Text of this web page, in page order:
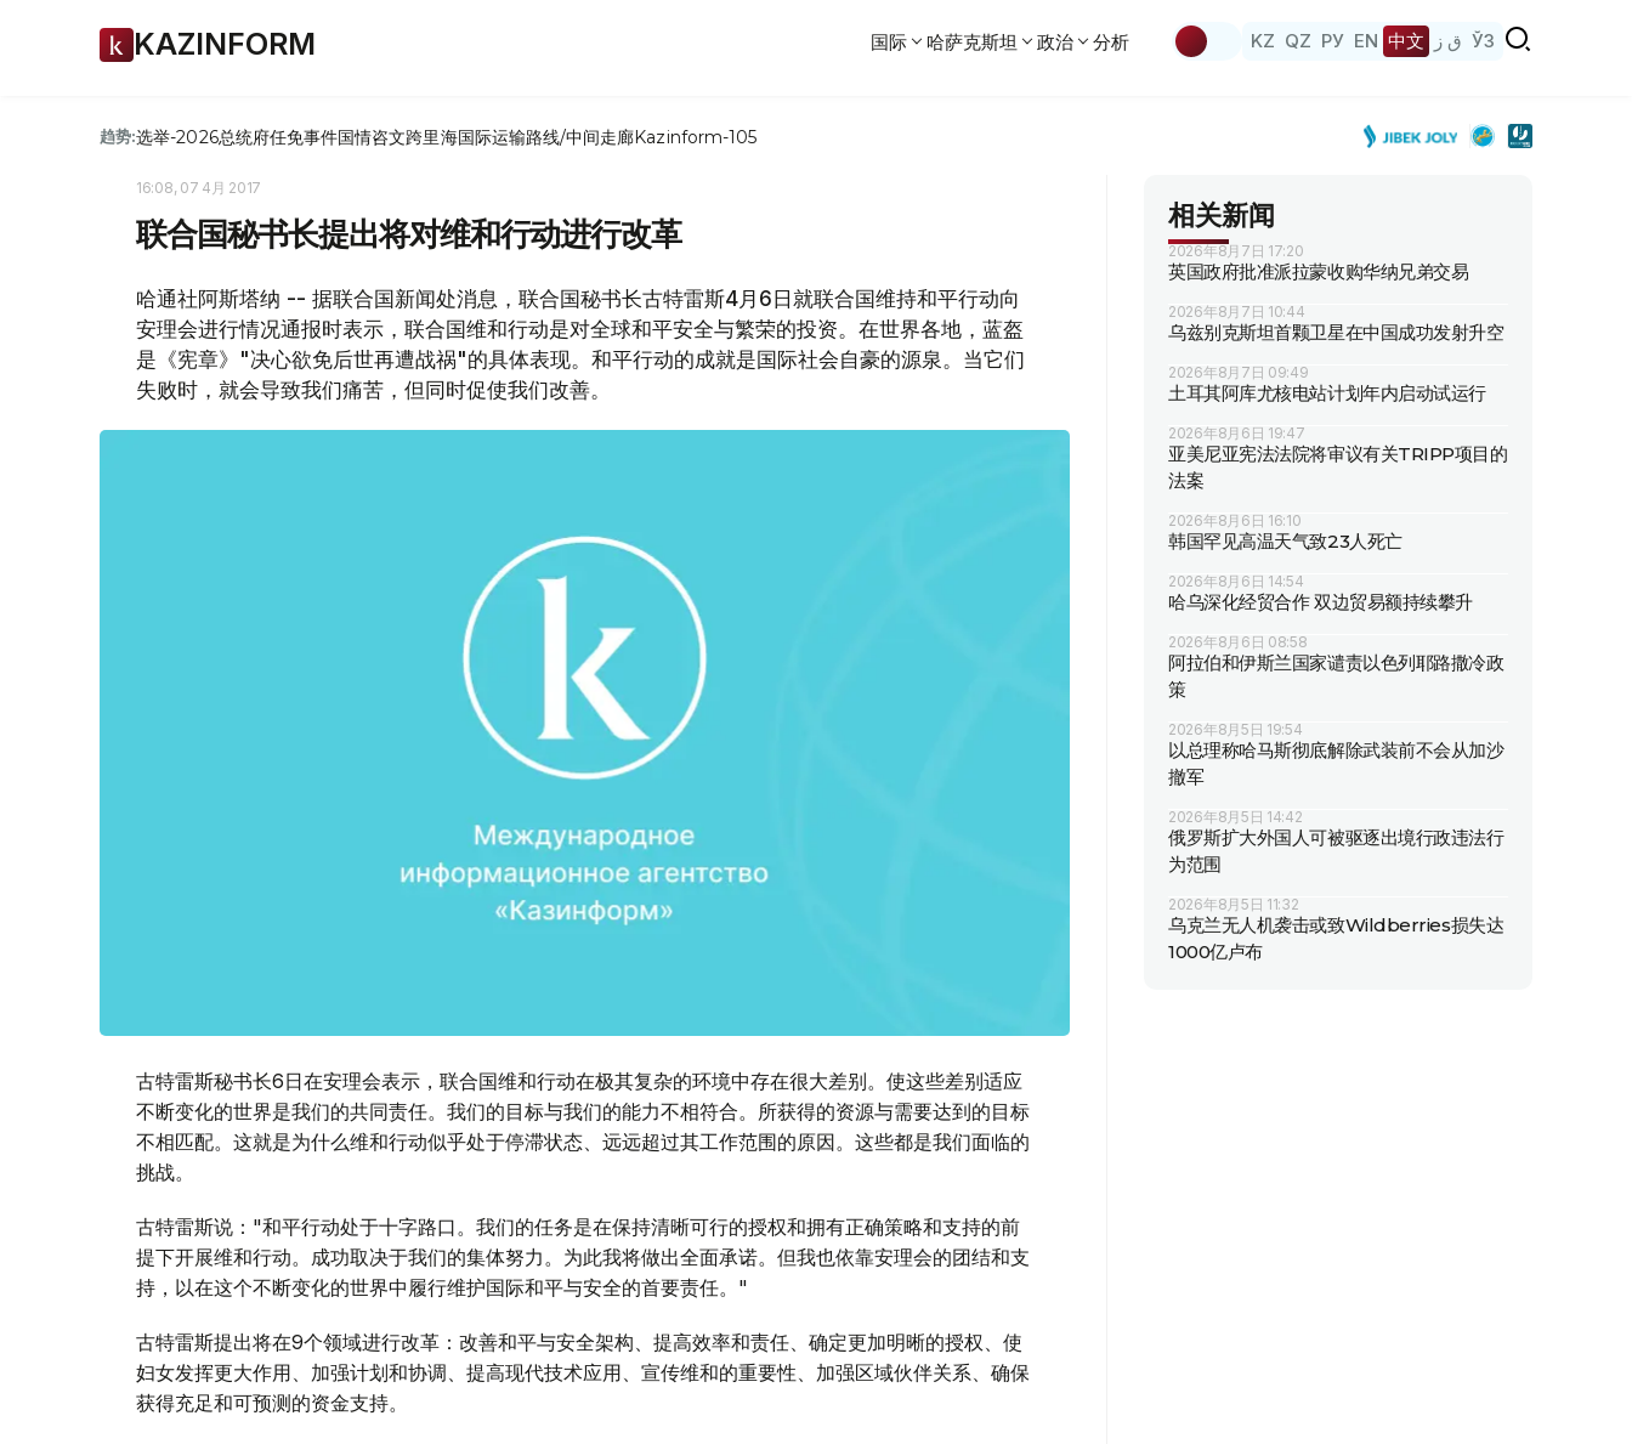
KAZINFORM 国际 哈萨克斯坦 政治 分析 KZ QZ РУ EN 中文 ق ز ЎЗ
趋势:选举-2026总统府任免事件国情咨文跨里海国际运输路线/中间走廊Kazinform-105
16:08, 07 4月 2017
联合国秘书长提出将对维和行动进行改革
哈通社阿斯塔纳 -- 据联合国新闻处消息，联合国秘书长古特雷斯4月6日就联合国维持和平行动向
安理会进行情况通报时表示，联合国维和行动是对全球和平安全与繁荣的投资。在世界各地，蓝盔
是《宪章》"决心欲免后世再遭战祸"的具体表现。和平行动的成就是国际社会自豪的源泉。当它们
失败时，就会导致我们痛苦，但同时促使我们改善。
古特雷斯秘书长6日在安理会表示，联合国维和行动在极其复杂的环境中存在很大差别。使这些差别适应
不断变化的世界是我们的共同责任。我们的目标与我们的能力不相符合。所获得的资源与需要达到的目标
不相匹配。这就是为什么维和行动似乎处于停滞状态、远远超过其工作范围的原因。这些都是我们面临的
挑战。
古特雷斯说："和平行动处于十字路口。我们的任务是在保持清晰可行的授权和拥有正确策略和支持的前
提下开展维和行动。成功取决于我们的集体努力。为此我将做出全面承诺。但我也依靠安理会的团结和支
持，以在这个不断变化的世界中履行维护国际和平与安全的首要责任。"
古特雷斯提出将在9个领域进行改革：改善和平与安全架构、提高效率和责任、确定更加明晰的授权、使
妇女发挥更大作用、加强计划和协调、提高现代技术应用、宣传维和的重要性、加强区域伙伴关系、确保
获得充足和可预测的资金支持。
相关新闻
2026年8月7日 17:20
英国政府批准派拉蒙收购华纳兄弟交易
2026年8月7日 10:44
乌兹别克斯坦首颗卫星在中国成功发射升空
2026年8月7日 09:49
土耳其阿库尤核电站计划年内启动试运行
2026年8月6日 19:47
亚美尼亚宪法法院将审议有关TRIPP项目的
法案
2026年8月6日 16:10
韩国罕见高温天气致23人死亡
2026年8月6日 14:54
哈乌深化经贸合作 双边贸易额持续攀升
2026年8月6日 08:58
阿拉伯和伊斯兰国家谴责以色列耶路撒冷政
策
2026年8月5日 19:54
以总理称哈马斯彻底解除武装前不会从加沙
撤军
2026年8月5日 14:42
俄罗斯扩大外国人可被驱逐出境行政违法行
为范围
2026年8月5日 11:32
乌克兰无人机袭击或致Wildberries损失达
1000亿卢布